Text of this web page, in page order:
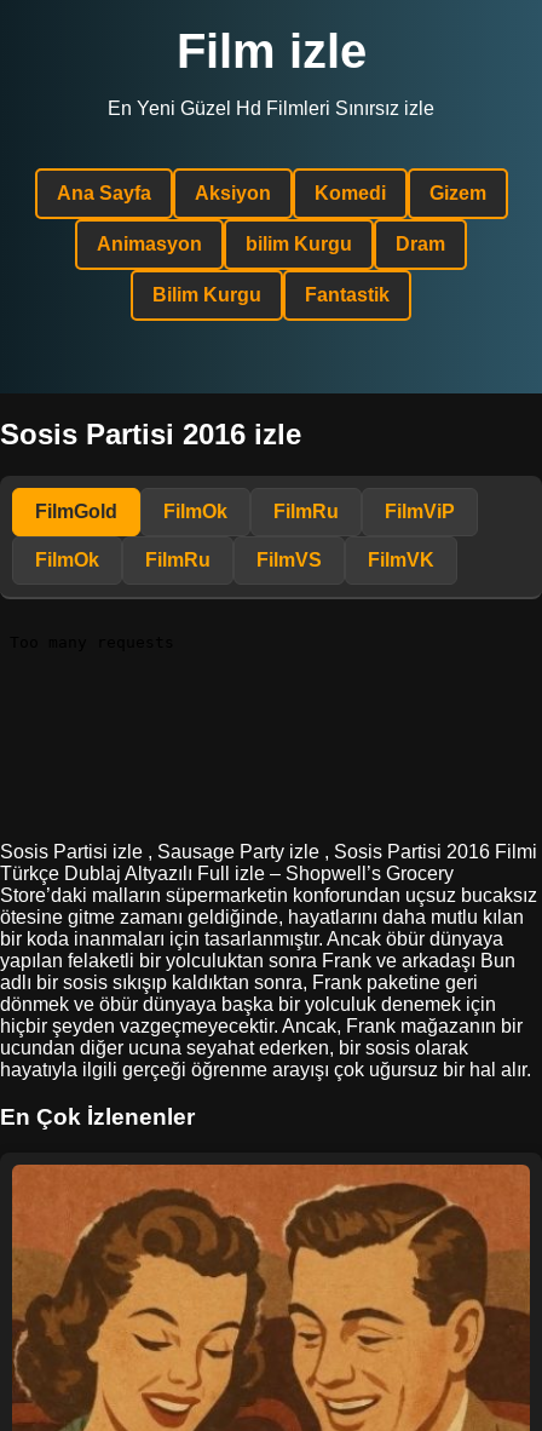
Film izle
En Yeni Güzel Hd Filmleri Sınırsız izle
Ana Sayfa Aksiyon Komedi Gizem
Animasyon bilim Kurgu Dram
Bilim Kurgu Fantastik
Sosis Partisi 2016 izle
FilmGold FilmOk FilmRu FilmViP
FilmOk FilmRu FilmVS FilmVK
Sosis Partisi izle , Sausage Party izle , Sosis Partisi 2016 Filmi
Türkçe Dublaj Altyazılı Full izle – Shopwell’s Grocery
Store’daki malların süpermarketin konforundan uçsuz bucaksız
ötesine gitme zamanı geldiğinde, hayatlarını daha mutlu kılan
bir koda inanmaları için tasarlanmıştır. Ancak öbür dünyaya
yapılan felaketli bir yolculuktan sonra Frank ve arkadaşı Bun
adlı bir sosis sıkışıp kaldıktan sonra, Frank paketine geri
dönmek ve öbür dünyaya başka bir yolculuk denemek için
hiçbir şeyden vazgeçmeyecektir. Ancak, Frank mağazanın bir
ucundan diğer ucuna seyahat ederken, bir sosis olarak
hayatıyla ilgili gerçeği öğrenme arayışı çok uğursuz bir hal alır.
En Çok İzlenenler